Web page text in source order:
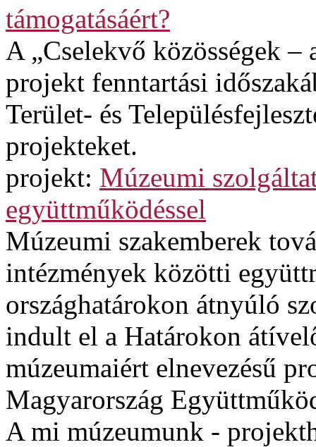
támogatásáért?
A „Cselekvő közösségek –
projekt fenntartási
Terület- és
projekteket.
projekt: Múzeumi
együttműködéssel
Múzeumi szakemberek
intézmények közötti
országhatárokon átnyúló
indult el a Határokon
múzeumaiért elnevezésű
Magyarország
A mi múzeumunk -